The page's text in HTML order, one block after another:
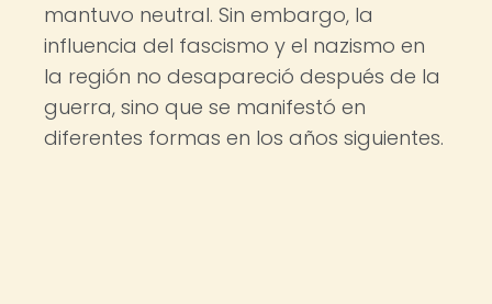
mantuvo neutral. Sin embargo, la
influencia del fascismo y el nazismo en
la región no desapareció después de la
guerra, sino que se manifestó en
diferentes formas en los años siguientes.